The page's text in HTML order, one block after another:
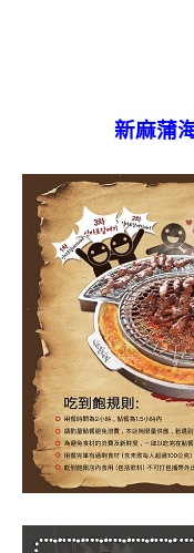
新麻蒲